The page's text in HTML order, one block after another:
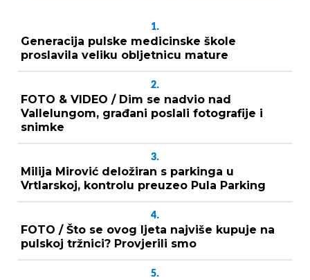
1.
Generacija pulske medicinske škole
proslavila veliku obljetnicu mature
2.
FOTO & VIDEO / Dim se nadvio nad
Vallelungom, građani poslali fotografije i
snimke
3.
Milija Mirović deložiran s parkinga u
Vrtlarskoj, kontrolu preuzeo Pula Parking
4.
FOTO / Što se ovog ljeta najviše kupuje na
pulskoj tržnici? Provjerili smo
5.